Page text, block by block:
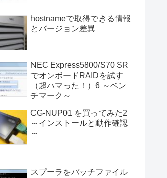
hostnameで取得できる情報
とバージョン差異
NEC Express5800/S70 SR
でオンボードRAIDを試す
（超ハマった！）6 ～ベン
チマーク～
CG-NUP01 を買ってみた2
～インストールと動作確認
～
スプーラをバッチファイル